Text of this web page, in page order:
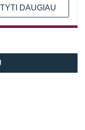
DAUGIAU